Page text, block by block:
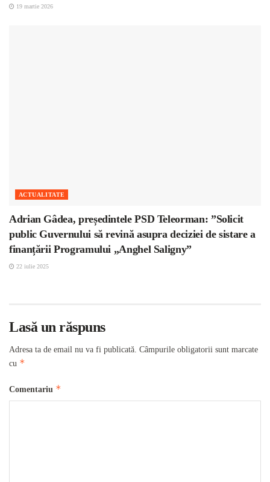
19 martie 2026
ACTUALITATE
Adrian Gâdea, președintele PSD Teleorman: ”Solicit
public Guvernului să revină asupra deciziei de sistare a
finanțării Programului „Anghel Saligny”
22 iulie 2025
Lasă un răspuns
Adresa ta de email nu va fi publicată. Câmpurile obligatorii sunt marcate
cu *
Comentariu *